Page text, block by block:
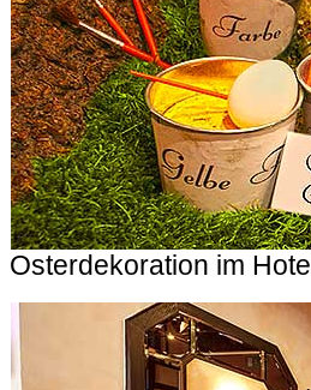
Osterdekoration im Hotel